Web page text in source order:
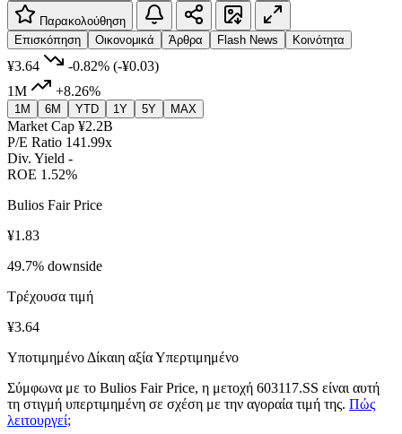
Παρακολούθηση
Επισκόπηση
Οικονομικά Άρθρα Flash News Κοινότητα
¥3.64 -0.82% (-¥0.03)
1M
+8.26%
1M 6M YTD 1Y 5Y MAX
Market Cap ¥2.2B
P/E Ratio 141.99x
Div. Yield -
ROE 1.52%
Bulios Fair Price
¥1.83
49.7% downside
Τρέχουσα τιμή
¥3.64
Υποτιμημένο Δίκαιη αξίαΥπερτιμημένο
Σύμφωνα με το Bulios Fair Price, η μετοχή 603117.SS είναι αυτή
τη στιγμή υπερτιμημένη σε σχέση με την αγοραία τιμή της. Πώς
λειτουργεί;